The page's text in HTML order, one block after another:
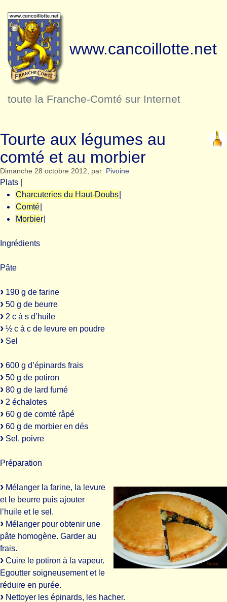
www.cancoillotte.net
toute la Franche-Comté sur Internet
Tourte aux légumes au
comté et au morbier
Dimanche 28 octobre 2012, par Pivoine
Plats
Charcuteries du Haut-Doubs
Comté
Morbier
Ingrédients
Pâte
190 g de farine
50 g de beurre
2 c à s d’huile
½ c à c de levure en poudre
Sel
600 g d’épinards frais
50 g de potiron
80 g de lard fumé
2 échalotes
60 g de comté râpé
60 g de morbier en dés
Sel, poivre
Préparation
Mélanger la farine, la levure
et le beurre puis ajouter
l’huile et le sel.
Mélanger pour obtenir une
pâte homogène. Garder au
frais.
Cuire le potiron à la vapeur.
Egoutter soigneusement et le
réduire en purée.
Nettoyer les épinards, les hacher.